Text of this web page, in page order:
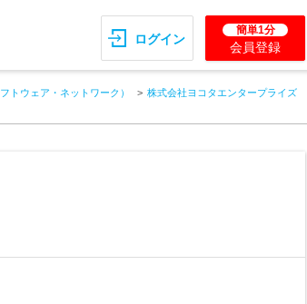
ログイン
簡単1分
会員登録
トウェア・ネットワーク）
株式会社ヨコタエンタープライズ